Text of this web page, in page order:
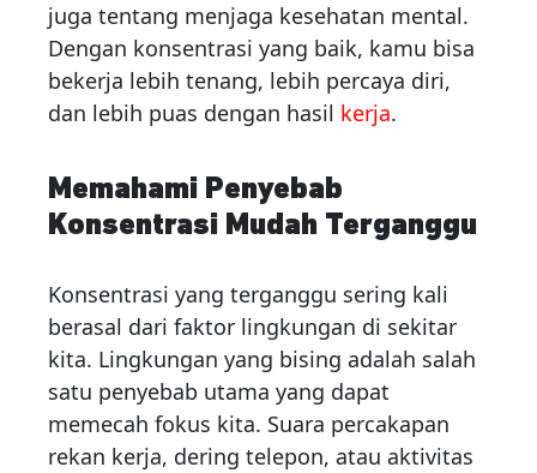
juga tentang menjaga kesehatan mental.
Dengan konsentrasi yang baik, kamu bisa
bekerja lebih tenang, lebih percaya diri,
dan lebih puas dengan hasil kerja.
Memahami Penyebab
Konsentrasi Mudah Terganggu
Konsentrasi yang terganggu sering kali
berasal dari faktor lingkungan di sekitar
kita. Lingkungan yang bising adalah salah
satu penyebab utama yang dapat
memecah fokus kita. Suara percakapan
rekan kerja, dering telepon, atau aktivitas